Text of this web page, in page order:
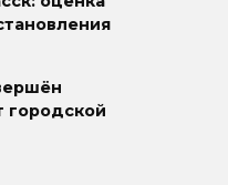
городской